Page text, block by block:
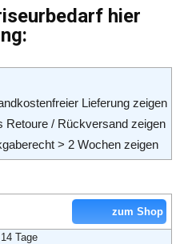
hier
Lieferung zeigen
Retoure / Rückversand zeigen
> 2 Wochen zeigen
zum Shop
14 Tage